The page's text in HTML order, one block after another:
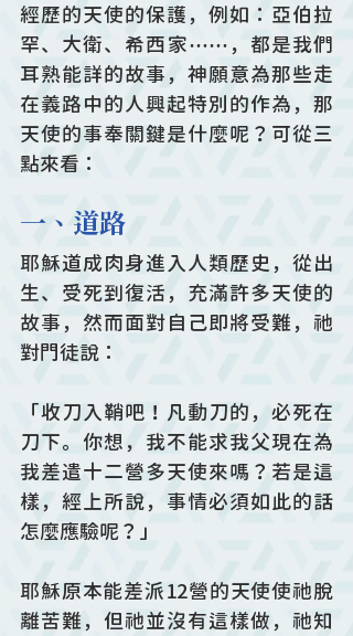
經歷的天使的保護，例如：亞伯拉
罕、大衛、希西家⋯⋯，都是我們
耳熟能詳的故事，神願意為那些走
在義路中的人興起特別的作為，那
天使的事奉關鍵是什麼呢？可從三
點來看：
一、道路
耶穌道成肉身進入人類歷史，從出
生、受死到復活，充滿許多天使的
故事，然而面對自己即將受難，祂
對門徒說：
「收刀入鞘吧！凡動刀的，必死在
刀下。你想，我不能求我父現在為
我差遣十二營多天使來嗎？若是這
樣，經上所說，事情必須如此的話
怎麼應驗呢？」
耶穌原本能差派12營的天使使祂脫
離苦難，但祂並沒有這樣做，祂知